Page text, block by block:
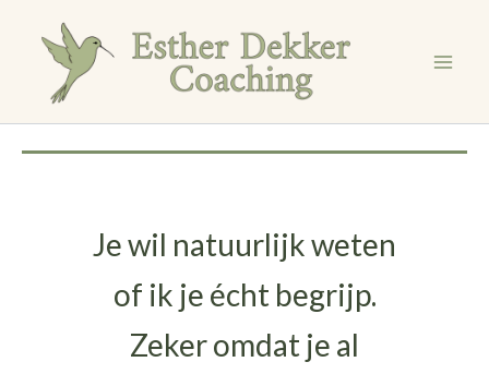
Je wil natuurlijk weten
of ik je écht begrijp.
Zeker omdat je al